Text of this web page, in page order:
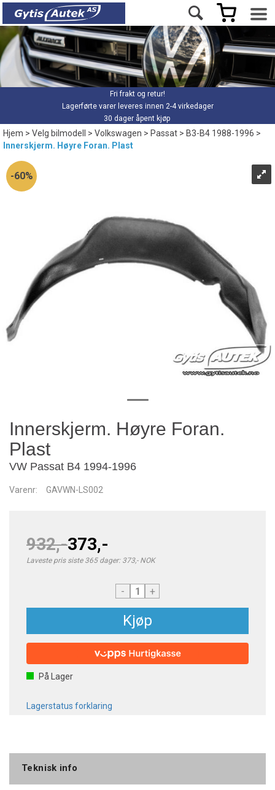
Fri frakt og retur!
Lagerførte varer leveres innen 2-4 virkedager
30 dager åpent kjøp
Hjem>Velg bilmodell >Volkswagen>Passat>B3-B4 1988-1996>
Innerskjerm. Høyre Foran. Plast
60%
Innerskjerm. Høyre Foran.
Plast
VW Passat B4 1994-1996
Varenr: GAVWN-LS002
932,-373,-
Laveste pris siste 365 dager: 373,- NOK
- +
Kjøp
På Lager
Lagerstatus forklaring
Teknisk info